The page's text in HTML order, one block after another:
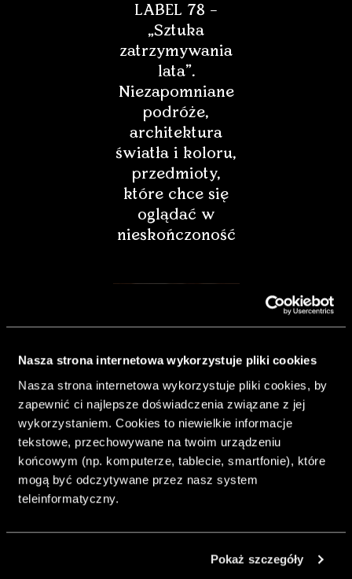
Nasza strona internetowa wykorzystuje pliki cookies
Nasza strona internetowa wykorzystuje pliki cookies, by
zapewnić ci najlepsze doświadczenia związane z jej
wykorzystaniem. Cookies to niewielkie informacje
tekstowe, przechowywane na twoim urządzeniu
końcowym (np. komputerze, tablecie, smartfonie), które
mogą być odczytywane przez nasz system
teleinformatyczny.
Pokaż szczegóły
LABEL 78 –
„Sztuka
zatrzymywania
lata”.
Niezapomniane
podróże,
architektura
światła i koloru,
przedmioty,
które chce się
oglądać w
nieskończoność
& Living 40.
„Dom bardziej
Twój. Odważ się
urządzić go